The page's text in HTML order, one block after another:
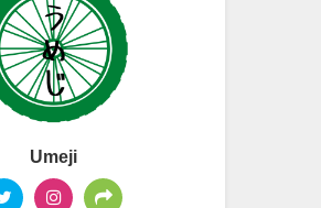
Umeji